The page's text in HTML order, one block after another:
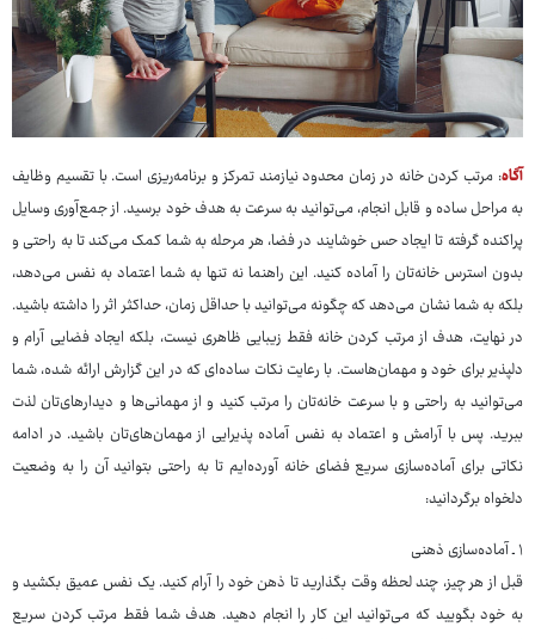
آگاه: مرتب کردن خانه در زمان محدود نیازمند تمرکز و برنامه‌ریزی است. با تقسیم وظایف
به مراحل ساده و قابل انجام، می‌توانید به سرعت به هدف خود برسید. از جمع‌آوری وسایل
پراکنده گرفته تا ایجاد حس خوشایند در فضا، هر مرحله به شما کمک می‌کند تا به راحتی و
بدون استرس خانه‌تان را آماده کنید. این راهنما نه تنها به شما اعتماد به نفس می‌دهد،
بلکه به شما نشان می‌دهد که چگونه می‌توانید با حداقل زمان، حداکثر اثر را داشته باشید.
در نهایت، هدف از مرتب کردن خانه فقط زیبایی ظاهری نیست، بلکه ایجاد فضایی آرام و
دلپذیر برای خود و مهمان‌هاست. با رعایت نکات ساده‌ای که در این گزارش ارائه شده، شما
می‌توانید به راحتی و با سرعت خانه‌تان را مرتب کنید و از مهمانی‌ها و دیدارهای‌تان لذت
ببرید. پس با آرامش و اعتماد به نفس آماده پذیرایی از مهمان‌های‌تان باشید. در ادامه
نکاتی برای آماده‌سازی سریع فضای خانه آورده‌ایم تا به راحتی بتوانید آن را به وضعیت
دلخواه برگردانید:
۱ ـ آماده‌سازی ذهنی
قبل از هر چیز، چند لحظه وقت بگذارید تا ذهن خود را آرام کنید. یک نفس عمیق بکشید و
به خود بگویید که می‌توانید این کار را انجام دهید. هدف شما فقط مرتب کردن سریع